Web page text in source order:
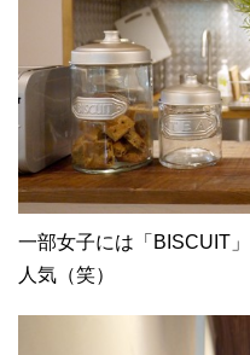
一部女子には「BISCUIT
人気（笑）